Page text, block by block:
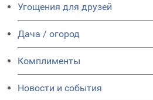
Угощения для друзей
Дача / огород
Комплименты
Новости и события